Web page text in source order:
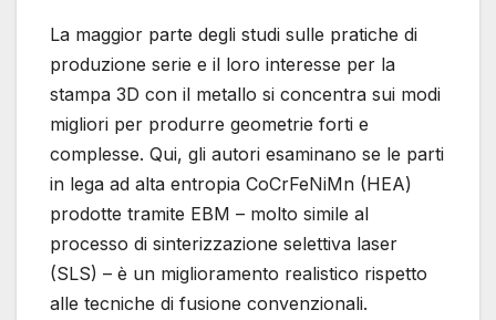
La maggior parte degli studi sulle pratiche di
produzione serie e il loro interesse per la
stampa 3D con il metallo si concentra sui modi
migliori per produrre geometrie forti e
complesse. Qui, gli autori esaminano se le parti
in lega ad alta entropia CoCrFeNiMn (HEA)
prodotte tramite EBM – molto simile al
processo di sinterizzazione selettiva laser
(SLS) – è un miglioramento realistico rispetto
alle tecniche di fusione convenzionali.